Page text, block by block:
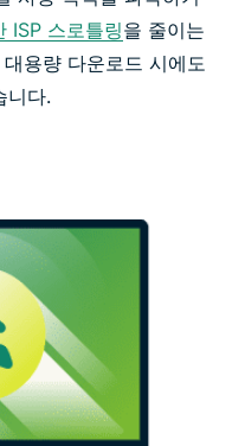
ISP 스로틀링을 줄이는
용량 다운로드 시에도
니다.